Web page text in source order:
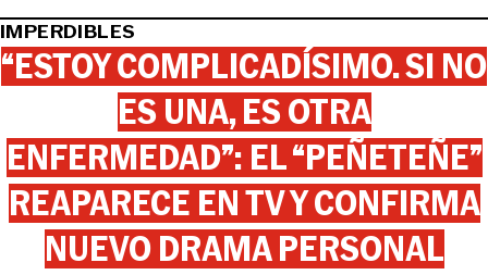
IMPERDIBLES
“ESTOY COMPLICADÍSIMO. SI NO
ES UNA, ES OTRA
ENFERMEDAD”: EL “PEÑETEÑE”
REAPARECE EN TV Y CONFIRMA
NUEVO DRAMA PERSONAL